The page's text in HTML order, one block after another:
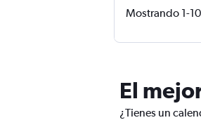
Mostrando 1-
El
¿Tienes un